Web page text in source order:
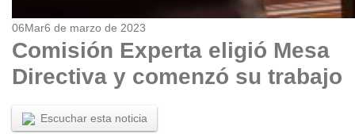
06Mar6 de marzo de 2023
Comisión Experta eligió Mesa
Directiva y comenzó su trabajo
Escuchar esta noticia